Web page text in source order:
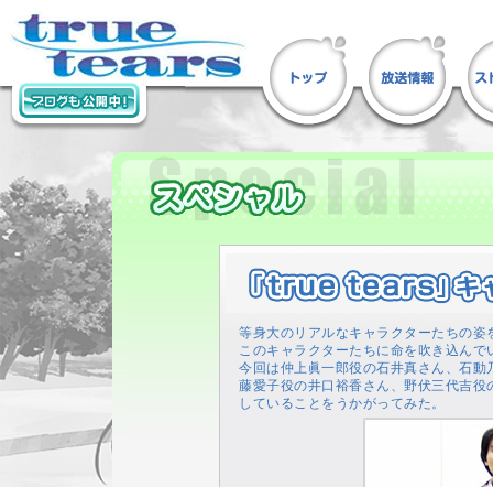
等身大のリアルなキャラクターたちの姿
このキャラクターたちに命を吹き込ん
今回は仲上眞一郎役の石井真さん、石
藤愛子役の井口裕香さん、野伏三代吉
していることをうかがってみた。